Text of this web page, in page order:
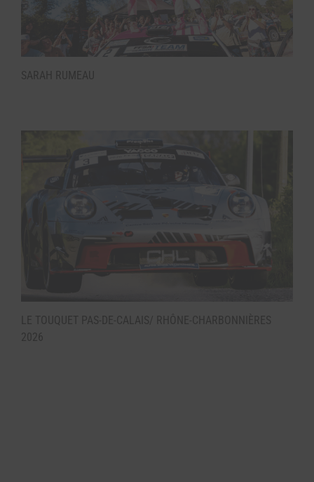
SARAH RUMEAU
LE TOUQUET PAS-DE-CALAIS/ RHÔNE-CHARBONNIÈRES
2026